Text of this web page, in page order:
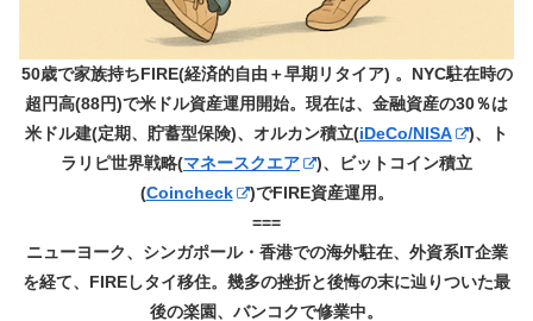
50歳で家族持ちFIRE(経済的自由＋早期リタイア) 。NYC駐在時の
超円高(88円)で米ドル資産運用開始。現在は、金融資産の30％は
米ドル建(定期、貯蓄型保険)、オルカン積立(iDeCo/NISA
)、ト
ラリピ世界戦略(マネースクエア
)、ビットコイン積立
(Coincheck
)でFIRE資産運用。
===
ニューヨーク、シンガポール・香港での海外駐在、外資系IT企業
を経て、FIREしタイ移住。幾多の挫折と後悔の末に辿りついた最
後の楽園、バンコクで修業中。